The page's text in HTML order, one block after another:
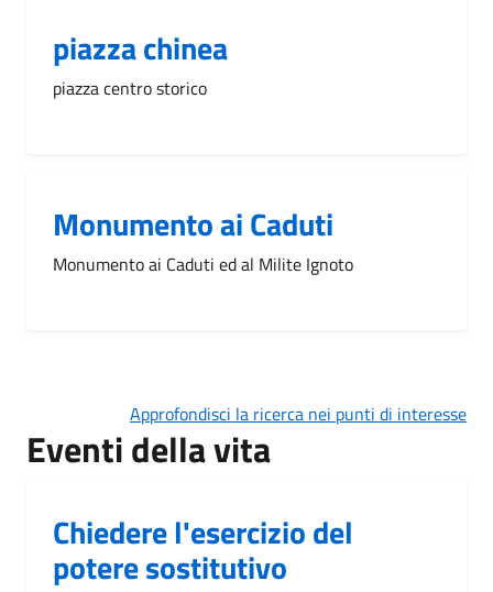
piazza chinea
piazza centro storico
Monumento ai Caduti
Monumento ai Caduti ed al Milite Ignoto
Approfondisci la ricerca nei punti di interesse
Eventi della vita
Chiedere l'esercizio del
potere sostitutivo